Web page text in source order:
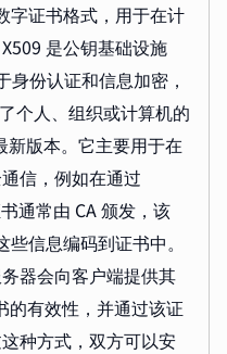
字证书格式，用于在计
是公钥基础设施
份认证和信息加密，
个人、组织或计算机的
新版本。它主要用于在
信，例如在通过
通常由 CA 颁发，该
信息编码到证书中。
器会向客户端提供其
的有效性，并通过该证
种方式，双方可以安